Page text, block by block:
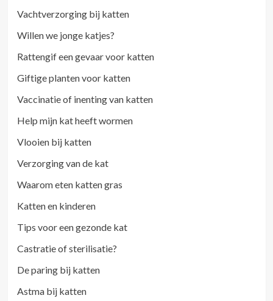
Vachtverzorging bij katten
Willen we jonge katjes?
Rattengif een gevaar voor katten
Giftige planten voor katten
Vaccinatie of inenting van katten
Help mijn kat heeft wormen
Vlooien bij katten
Verzorging van de kat
Waarom eten katten gras
Katten en kinderen
Tips voor een gezonde kat
Castratie of sterilisatie?
De paring bij katten
Astma bij katten